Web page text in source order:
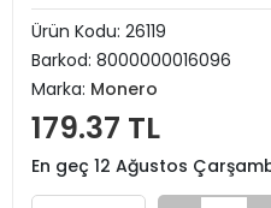
Ürün Kodu: 26119
Barkod: 8000000016096
Marka: Monero
179.37 TL
En geç 12 Ağustos